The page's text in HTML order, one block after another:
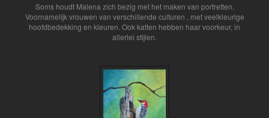
Soms houdt Malena zich bezig met het maken van portretten.
Voornamelijk vrouwen van verschillende culturen , met veelkleurige
hoofdbedekking en kleuren. Ook katten hebben haar voorkeur, in
allerlei stijlen.